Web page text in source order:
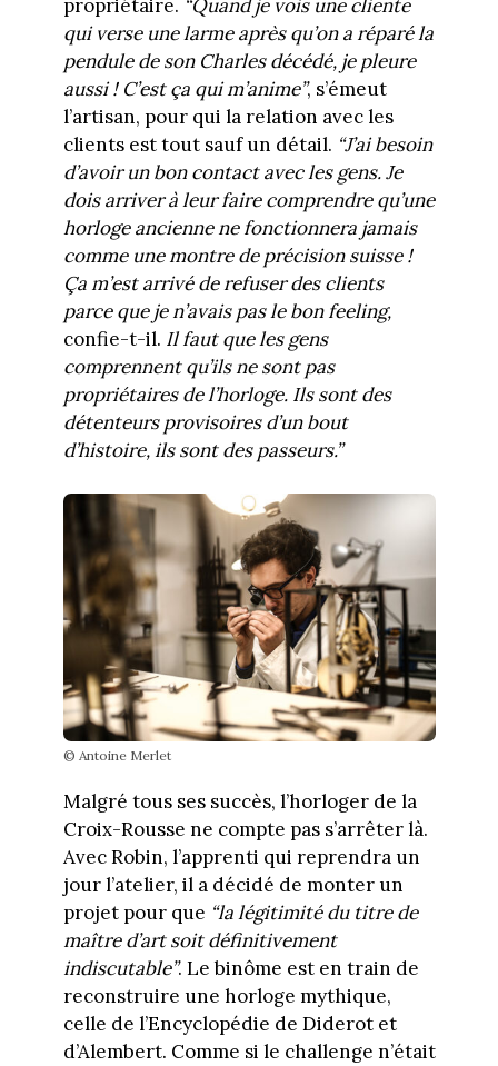
propriétaire. “Quand je vois une cliente
qui verse une larme après qu’on a réparé la
pendule de son Charles décédé, je pleure
aussi ! C’est ça qui m’anime”, s’émeut
l’artisan, pour qui la relation avec les
clients est tout sauf un détail. “J’ai besoin
d’avoir un bon contact avec les gens. Je
dois arriver à leur faire comprendre qu’une
horloge ancienne ne fonctionnera jamais
comme une montre de précision suisse !
Ça m’est arrivé de refuser des clients
parce que je n’avais pas le bon feeling,
confie-t-il. Il faut que les gens
comprennent qu’ils ne sont pas
propriétaires de l’horloge. Ils sont des
détenteurs provisoires d’un bout
d’histoire, ils sont des passeurs.”
© Antoine Merlet
Malgré tous ses succès, l’horloger de la
Croix-Rousse ne compte pas s’arrêter là.
Avec Robin, l’apprenti qui reprendra un
jour l’atelier, il a décidé de monter un
projet pour que “la légitimité du titre de
maître d’art soit définitivement
indiscutable”. Le binôme est en train de
reconstruire une horloge mythique,
celle de l’Encyclopédie de Diderot et
d’Alembert. Comme si le challenge n’était